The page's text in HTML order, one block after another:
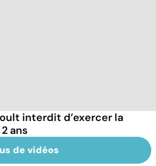
interdit d’exercer la
ans
de vidéos